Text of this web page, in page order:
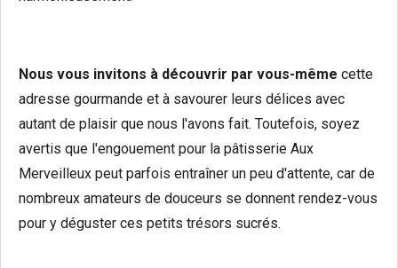
Nous vous invitons à découvrir par vous-même cette
adresse gourmande et à savourer leurs délices avec
autant de plaisir que nous l'avons fait. Toutefois, soyez
avertis que l'engouement pour la pâtisserie Aux
Merveilleux peut parfois entraîner un peu d'attente, car de
nombreux amateurs de douceurs se donnent rendez-vous
pour y déguster ces petits trésors sucrés.